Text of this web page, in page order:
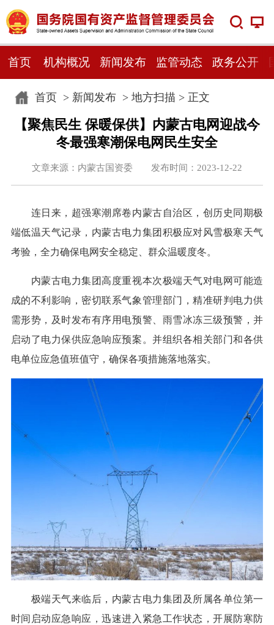
首页 机构概况 新闻发布 监管动态 政务公开
首页> 新闻发布> 地方扫描 > 正文
【聚焦民生 保暖保供】内蒙古电网迎战今
冬最强寒潮保电网民生安全
文章来源：内蒙古国资委 发布时间：2023-12-22
连日来，超强寒潮席卷内蒙古自治区，创历史同期极
端低温天气记录，内蒙古电力集团积极应对风雪极寒天气
考验，全力确保电网安全稳定、群众温暖度冬。
内蒙古电力集团高度重视本次极端天气对电网可能造
成的不利影响，密切联系气象管理部门，精准研判电力供
需形势，及时发布有序用电预警、雨雪冰冻三级预警，并
启动了电力保供应急响应预案。并组织各相关部门和各供
电单位应急值班值守，确保各项措施落地落实。
极端天气来临后，内蒙古电力集团及所属各单位第一
时间启动应急响应，迅速进入紧急工作状态，开展防寒防